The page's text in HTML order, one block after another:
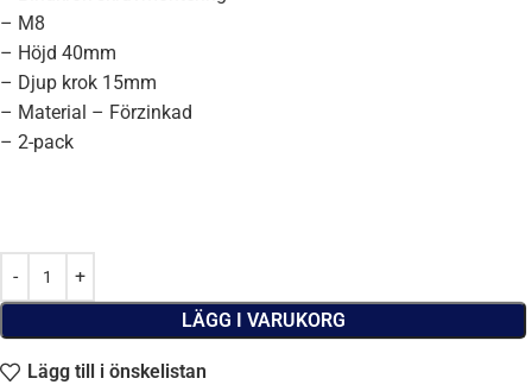
– M8
– Höjd 40mm
– Djup krok 15mm
– Material – Förzinkad
– 2-pack
LÄGG I VARUKORG
Lägg till i önskelistan